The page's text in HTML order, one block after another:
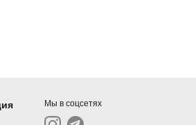
Мы в соцсетях